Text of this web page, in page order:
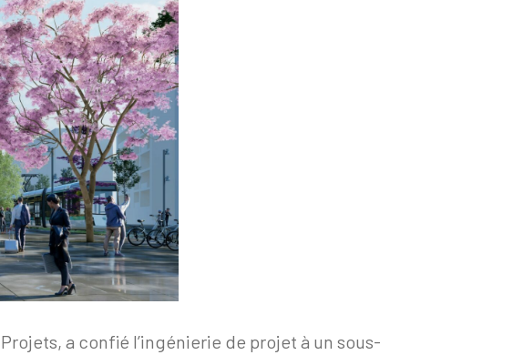
a confié l’ingénierie de projet à un sous-